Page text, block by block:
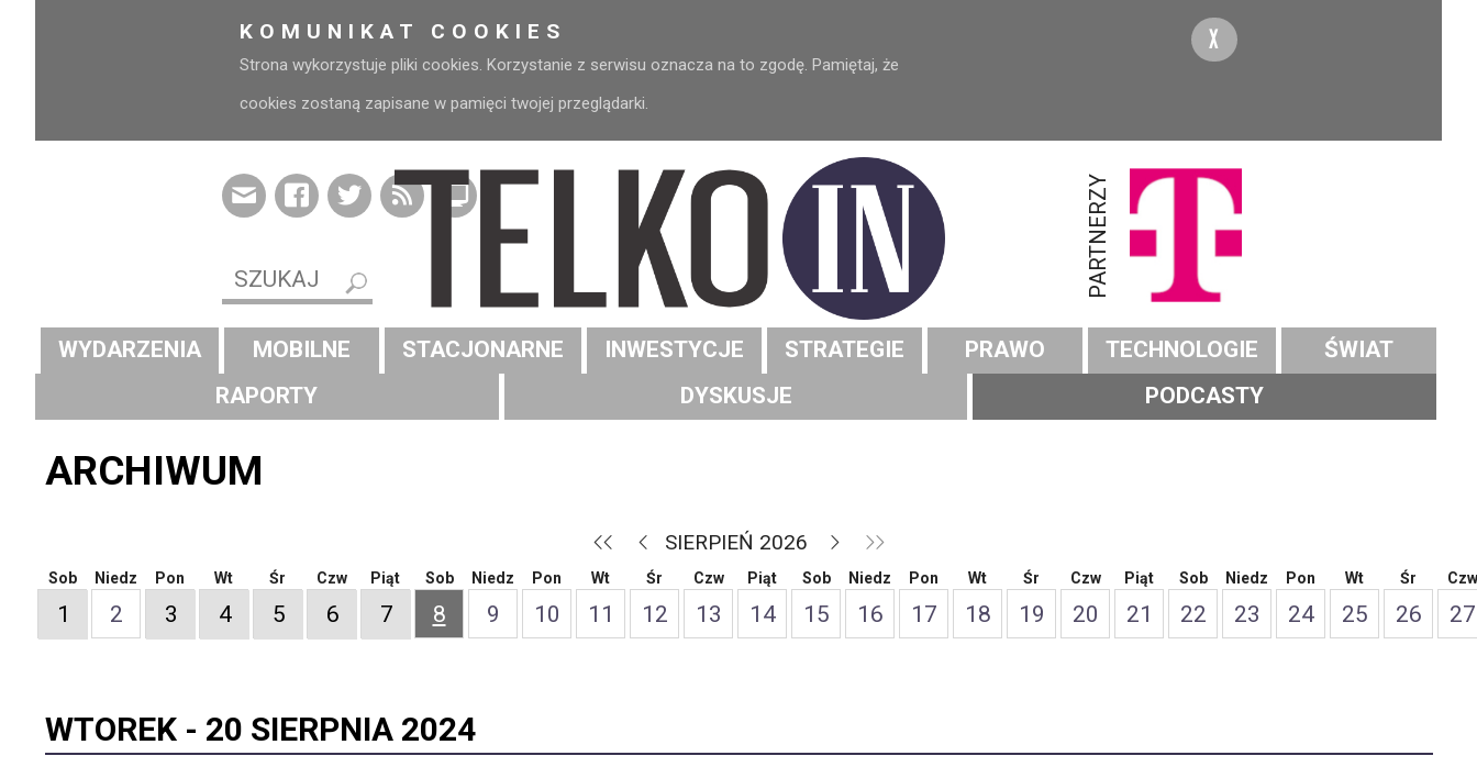
KOMUNIKAT COOKIES
Strona wykorzystuje pliki cookies. Korzystanie z serwisu oznacza na to zgodę. Pamiętaj, że
cookies zostaną zapisane w pamięci twojej przeglądarki.
X
PARTNERZY
WYDARZENIA MOBILNE STACJONARNE INWESTYCJE STRATEGIE PRAWO TECHNOLOGIE
ŚWIAT
RAPORTY
DYSKUSJE PODCASTY
ARCHIWUM
SIERPIEŃ 2026
Sob
1
Niedz
2
Pon
3
Wt
4
Śr
5
Czw
6
Piąt
7
Sob
8
Niedz
9
Pon
10
Wt
11
Śr
12
Czw
13
Piąt
14
Sob
15
Niedz
16
Pon
17
Wt
18
Śr
19
Czw
20
Piąt
21
Sob
22
Niedz
23
Pon
24
Wt
25
Śr
26
Czw
27
WTOREK - 20 SIERPNIA 2024